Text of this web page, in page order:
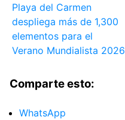
Playa del Carmen
despliega más de 1,300
elementos para el
Verano Mundialista 2026
Comparte esto:
WhatsApp